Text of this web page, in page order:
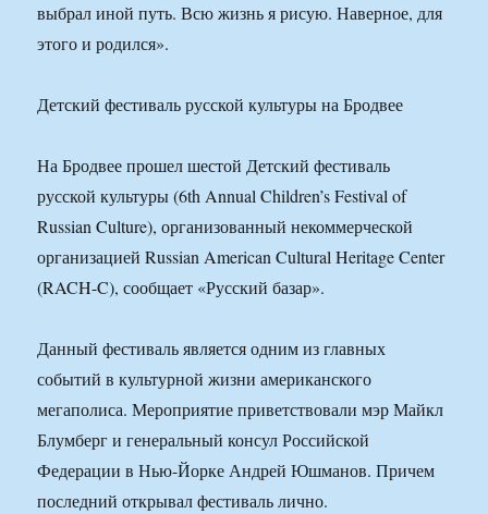
выбрал иной путь. Всю жизнь я рисую. Наверное, для
этого и родился».
Детский фестиваль русской культуры на Бродвее
На Бродвее прошел шестой Детский фестиваль
русской культуры (6th Annual Children’s Festival of
Russian Culture), организованный некоммерческой
организацией Russian American Cultural Heritage Center
(RACH-C), сообщает «Русский базар».
Данный фестиваль является одним из главных
событий в культурной жизни американского
мегаполиса. Мероприятие приветствовали мэр Майкл
Блумберг и генеральный консул Российской
Федерации в Нью-Йорке Андрей Юшманов. Причем
последний открывал фестиваль лично.